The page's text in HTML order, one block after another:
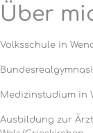
Über
Volksschule in
Medizinstudium in
Ausbildung zur